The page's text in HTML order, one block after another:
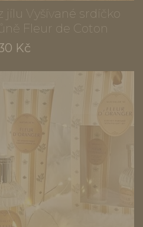
jílu Vyšívané srdíčko
Fleur de Coton
Kč